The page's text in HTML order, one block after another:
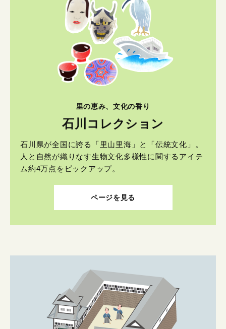
里の恵み、文化の香り
石川コレクション
石川県が全国に誇る「里山里海」と「伝統文化」。
人と自然が織りなす生物文化多様性に関するアイテ
ム約4万点をピックアップ。
ページを見る